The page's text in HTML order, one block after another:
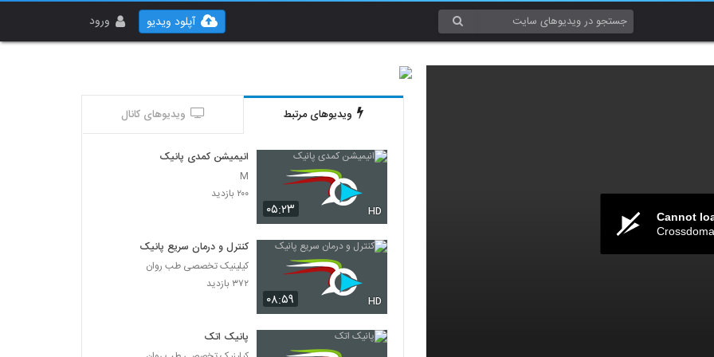
ورود آپلود ویدیو
Cannot
ویدیوهای مرتبط ویدیوهای کانال
۰۵:۲۳ HD
انیمیشن کمدی پانیک
M
۲۰۰ بازدید
۰۸:۵۹ HD
کنترل و درمان سریع پانیک
کیلینیک تخصصی طب روان
۳۷۲ بازدید
پانیک اتک